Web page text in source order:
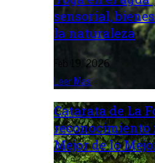
sensorial,
la naturaleza
Feb 19, 2026
Leer Mas
Catarata de La
reconocimiento
Mejor de lo